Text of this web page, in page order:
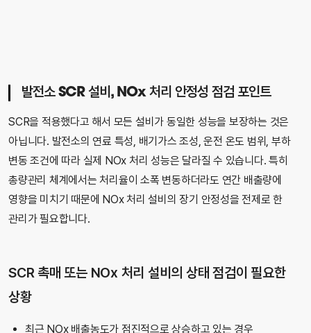
발전소 SCR 설비, NOx 처리 안정성 점검 포인트
SCR을 적용했다고 해서 모든 설비가 동일한 성능을 보장하는 것은
아닙니다. 발전소의 연료 특성, 배기가스 조성, 운전 온도 범위, 부하
변동 조건에 따라 실제 NOx 처리 성능은 달라질 수 있습니다. 특히
총량관리 체계에서는 처리율이 소폭 변동하더라도 연간 배출량에
영향을 미치기 때문에 NOx 처리 설비의 장기 안정성을 전제로 한
관리가 필요합니다.
SCR 촉매 또는 NOx 처리 설비의 상태 점검이 필요한
상황
최근 NOx 배출농도가 점진적으로 상승하고 있는 경우